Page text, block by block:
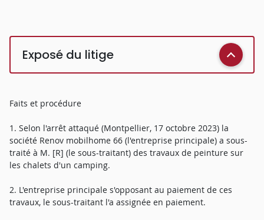
Exposé du litige
Faits et procédure
1. Selon l'arrêt attaqué (Montpellier, 17 octobre 2023) la
société Renov mobilhome 66 (l'entreprise principale) a sous-
traité à M. [R] (le sous-traitant) des travaux de peinture sur
les chalets d'un camping.
2. L'entreprise principale s'opposant au paiement de ces
travaux, le sous-traitant l'a assignée en paiement.